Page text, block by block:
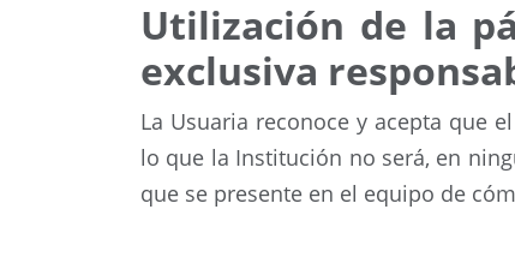
Utilización de la
exclusiva
La Usuaria reconoce y acepta que
lo que la Institución no será, en
que se presente en el equipo de